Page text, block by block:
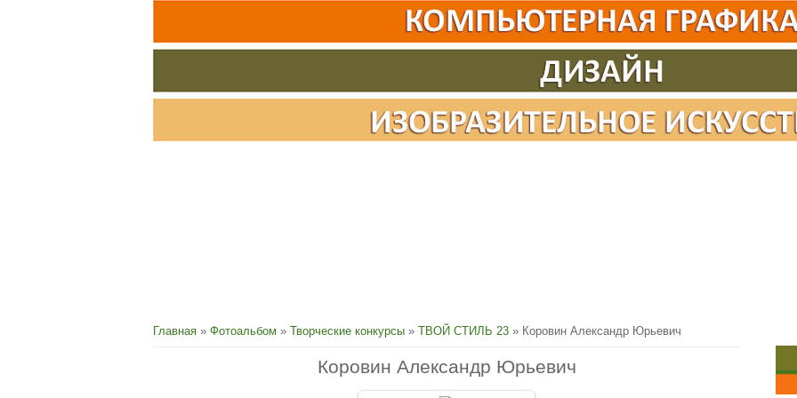
Главная » Фотоальбом » Творческие конкурсы » ТВОЙ СТИЛЬ 23 » Коровин Александр Юрьевич
Коровин Александр Юрьевич